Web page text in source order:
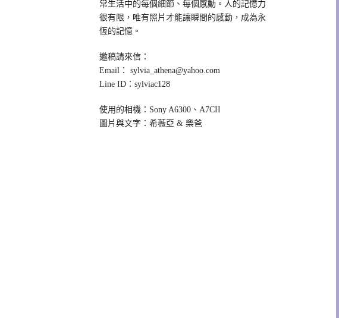
常生活中的每個細節、每個感動。人的記憶力
很有限，唯有照片才能讓瞬間的感動，成為永
恆的記憶。
邀稿請來信：
Email：
sylvia_athena@yahoo.com
Line ID：sylviac128
使用的相機：Sony A6300、A7CII
圖片與文字：希薇亞 & 樂爸